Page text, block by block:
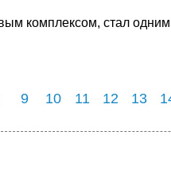
комплексом, стал
9 10 11 12 13